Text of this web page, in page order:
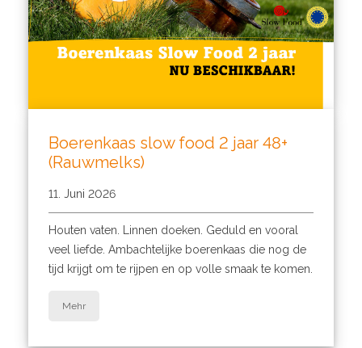
Boerenkaas slow food 2 jaar 48+
(Rauwmelks)
11. Juni 2026
Houten vaten. Linnen doeken. Geduld en vooral
veel liefde. Ambachtelijke boerenkaas die nog de
tijd krijgt om te rijpen en op volle smaak te komen.
Mehr